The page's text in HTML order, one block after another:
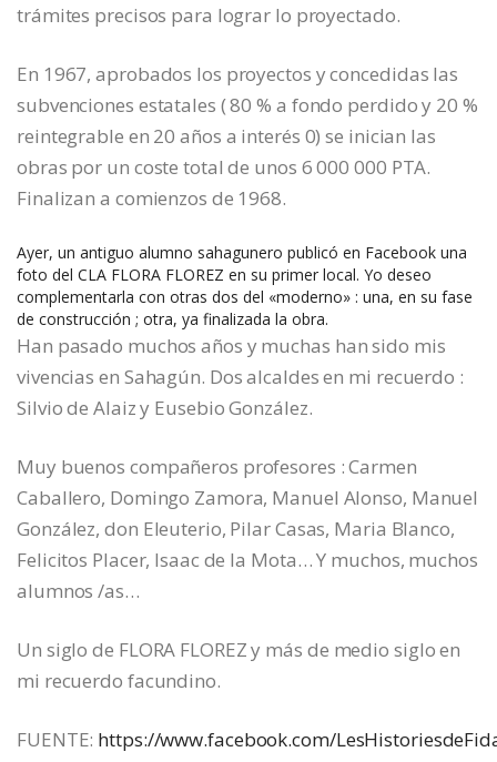
trámites precisos para lograr lo proyectado.
En 1967, aprobados los proyectos y concedidas las
subvenciones estatales ( 80 % a fondo perdido y 20 %
reintegrable en 20 años a interés 0) se inician las
obras por un coste total de unos 6 000 000 PTA.
Finalizan a comienzos de 1968.
Ayer, un antiguo alumno sahagunero publicó en Facebook una
foto del CLA FLORA FLOREZ en su primer local. Yo deseo
complementarla con otras dos del «moderno» : una, en su fase
de construcción ; otra, ya finalizada la obra.
Han pasado muchos años y muchas han sido mis
vivencias en Sahagún. Dos alcaldes en mi recuerdo :
Silvio de Alaiz y Eusebio González.
Muy buenos compañeros profesores : Carmen
Caballero, Domingo Zamora, Manuel Alonso, Manuel
González, don Eleuterio, Pilar Casas, Maria Blanco,
Felicitos Placer, Isaac de la Mota… Y muchos, muchos
alumnos /as…
Un siglo de FLORA FLOREZ y más de medio siglo en
mi recuerdo facundino.
FUENTE: https://www.facebook.com/